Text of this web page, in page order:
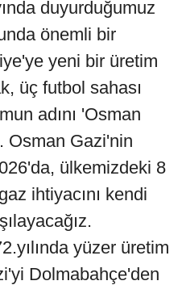
duyurduğumuz
önemli bir
yeni bir üretim
üç futbol sahası
adını 'Osman
Osman Gazi'nin
ülkemizdeki 8
ihtiyacını kendi
yüzer üretim
Dolmabahçe'den